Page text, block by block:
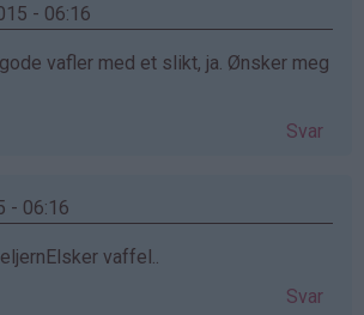
- 06:16
vafler med et slikt, ja. Ønsker meg
Svar
- 06:16
vaffel..
Svar